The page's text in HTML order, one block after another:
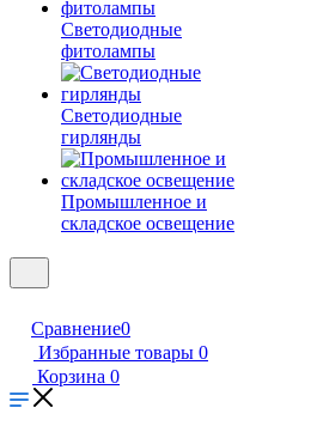
Светодиодные
фитолампы
Светодиодные
гирлянды
Промышленное и
складское освещение
Сравнение0
Избранные товары 0
Корзина 0